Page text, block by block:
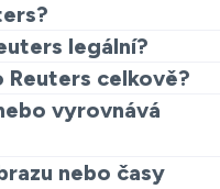
VeePN na své
umístěnému v
nebo jejich aplikaci.
legální?
místní zákony a
chrání soukromí a
Reuters celkově?
protokoly a jasnou
tyto požadavky pro
video.
vyrovnává
špatně směrovat
nebo časy